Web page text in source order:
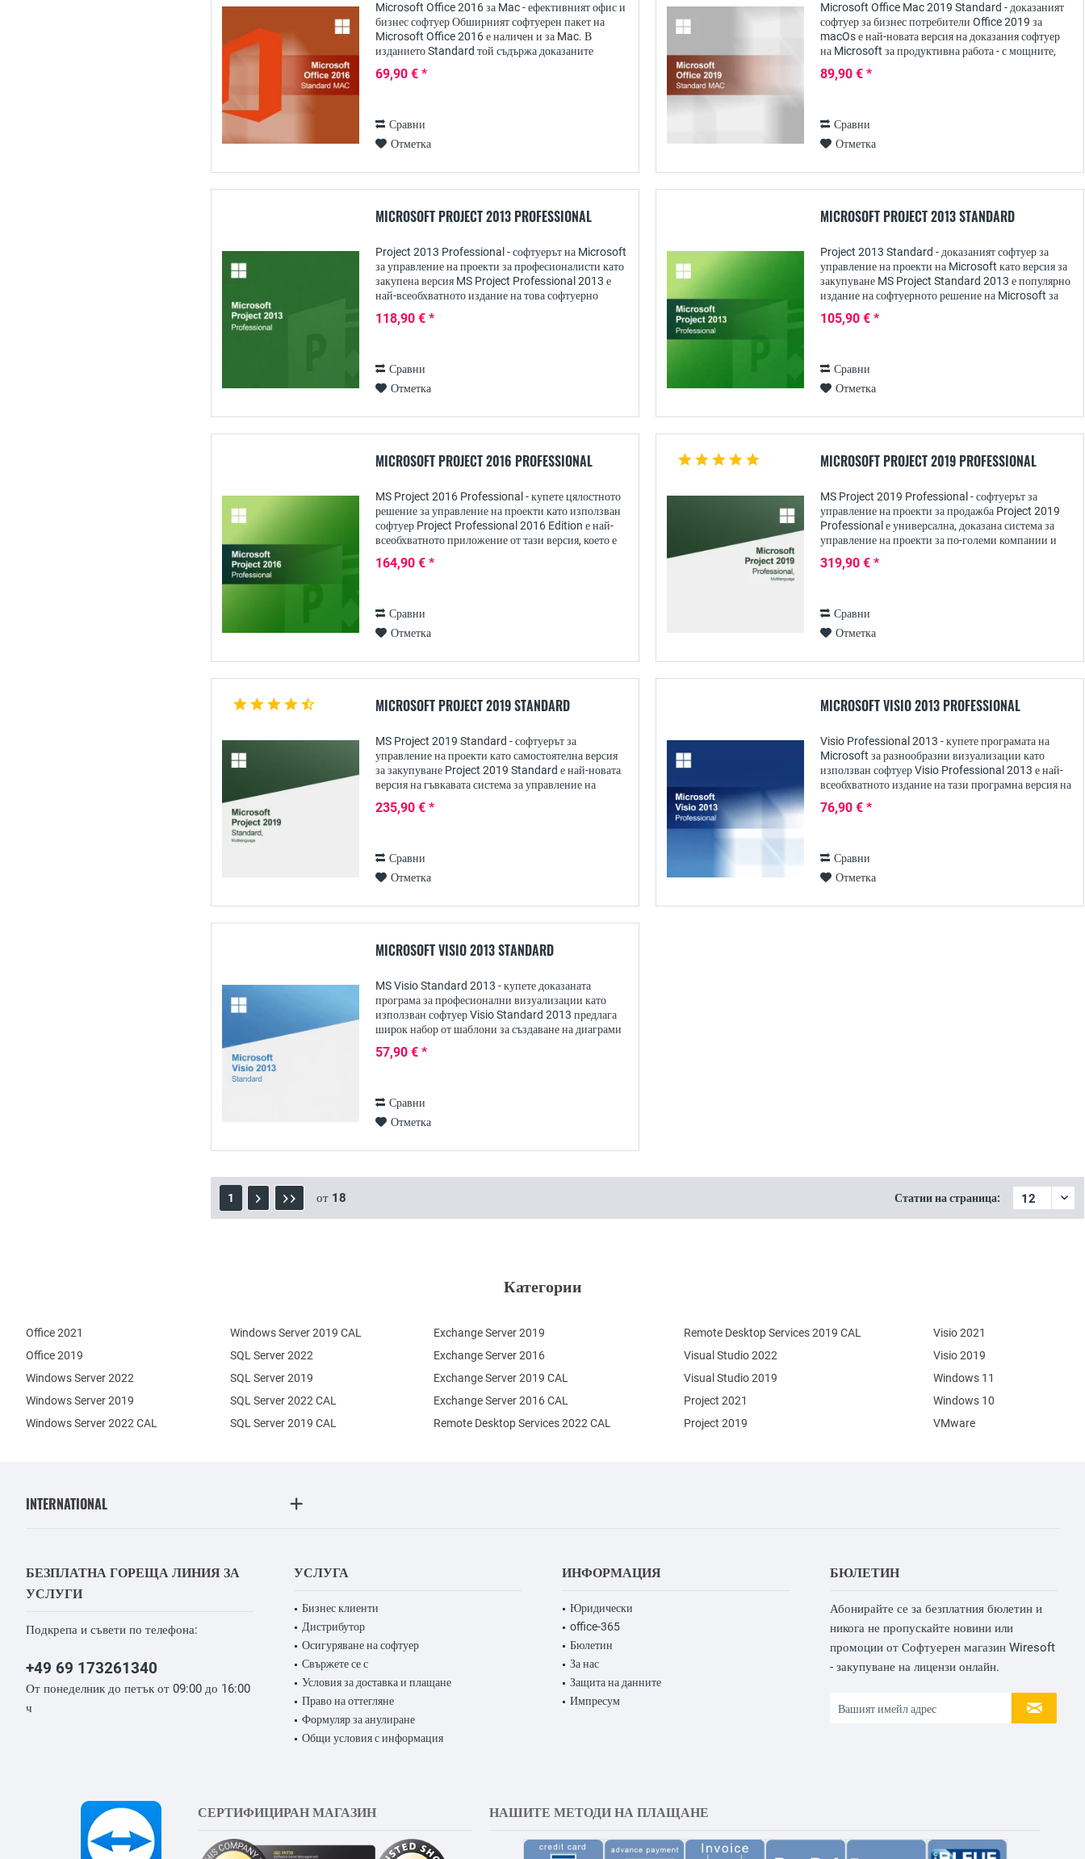
Microsoft Office 2016 за Mac - ефективният офис и
бизнес софтуер Обширният софтуерен пакет на
Microsoft Office 2016 е наличен и за Mac. В
изданието Standard той съдържа доказаните
и...
69,90 € *
Сравни
Отметка
Microsoft Office Mac 2019 Standard - доказаният
софтуер за бизнес потребители Office 2019 за
macOs е най-новата версия на доказания софтуер
на Microsoft за продуктивна работа - с мощните,
проектиране...
89,90 € *
Сравни
Отметка
MICROSOFT PROJECT 2013 PROFESSIONAL
Project 2013 Professional - софтуерът на Microsoft
за управление на проекти за професионалисти като
закупена версия MS Project Professional 2013 е
най-всеобхватното издание на това софтуерно
118,90 € *
Сравни
Отметка
MICROSOFT PROJECT 2013 STANDARD
Project 2013 Standard - доказаният софтуер за
управление на проекти на Microsoft като версия за
закупуване MS Project Standard 2013 е популярно
издание на софтуерното решение на Microsoft за
105,90 € *
Сравни
Отметка
MICROSOFT PROJECT 2016 PROFESSIONAL
MS Project 2016 Professional - купете цялостното
решение за управление на проекти като използван
софтуер Project Professional 2016 Edition е най-
всеобхватното приложение от тази версия, което е
164,90 € *
Сравни
Отметка
MICROSOFT PROJECT 2019 PROFESSIONAL
MS Project 2019 Professional - софтуерът за
управление на проекти за продажба Project 2019
Professional е универсална, доказана система за
управление на проекти за по-големи компании и
319,90 € *
Сравни
Отметка
MICROSOFT PROJECT 2019 STANDARD
MS Project 2019 Standard - софтуерът за
управление на проекти като самостоятелна версия
за закупуване Project 2019 Standard е най-новата
версия на гъвкавата система за управление на
МСП и...
235,90 € *
Сравни
Отметка
MICROSOFT VISIO 2013 PROFESSIONAL
Visio Professional 2013 - купете програмата на
Microsoft за разнообразни визуализации като
използван софтуер Visio Professional 2013 е най-
всеобхватното издание на тази програмна версия на
76,90 € *
Сравни
Отметка
MICROSOFT VISIO 2013 STANDARD
MS Visio Standard 2013 - купете доказаната
програма за професионални визуализации като
използван софтуер Visio Standard 2013 предлага
широк набор от шаблони за създаване на диаграми
57,90 € *
Сравни
Отметка
1 от 18 Статии на страница:
Категории
Office 2021
Office 2019
Windows Server 2022
Windows Server 2019
Exchange Server 2019
Exchange Server 2016
SQL Server 2022
SQL Server 2019
Windows Server 2022 CAL
Windows Server 2019 CAL
SQL Server 2022 CAL
SQL Server 2019 CAL
Remote Desktop Services 2022 CAL
Remote Desktop Services 2019 CAL
Exchange Server 2019 CAL
Exchange Server 2016 CAL
Visual Studio 2022
Visual Studio 2019
Project 2021
Project 2019
Visio 2021
Visio 2019
Windows 11
Windows 10
VMware
INTERNATIONAL
БЕЗПЛАТНА ГОРЕЩА ЛИНИЯ ЗА
УСЛУГИ
Подкрепа и съвети по телефона:
+49 69 173261340
От понеделник до петък от 09:00 до 16:00
ч
УСЛУГА
Бизнес клиенти
Дистрибутор
Осигуряване на софтуер
Свържете се с
Условия за доставка и плащане
Право на оттегляне
Формуляр за анулиране
Общи условия с информация
ИНФОРМАЦИЯ
Юридически
office-365
Бюлетин
За нас
Защита на данните
Импресум
БЮЛЕТИН
Абонирайте се за безплатния бюлетин и
никога не пропускайте новини или
промоции от Софтуерен магазин Wiresoft
- закупуване на лицензи онлайн.
СЕРТИФИЦИРАН МАГАЗИН НАШИТЕ МЕТОДИ НА ПЛАЩАНЕ